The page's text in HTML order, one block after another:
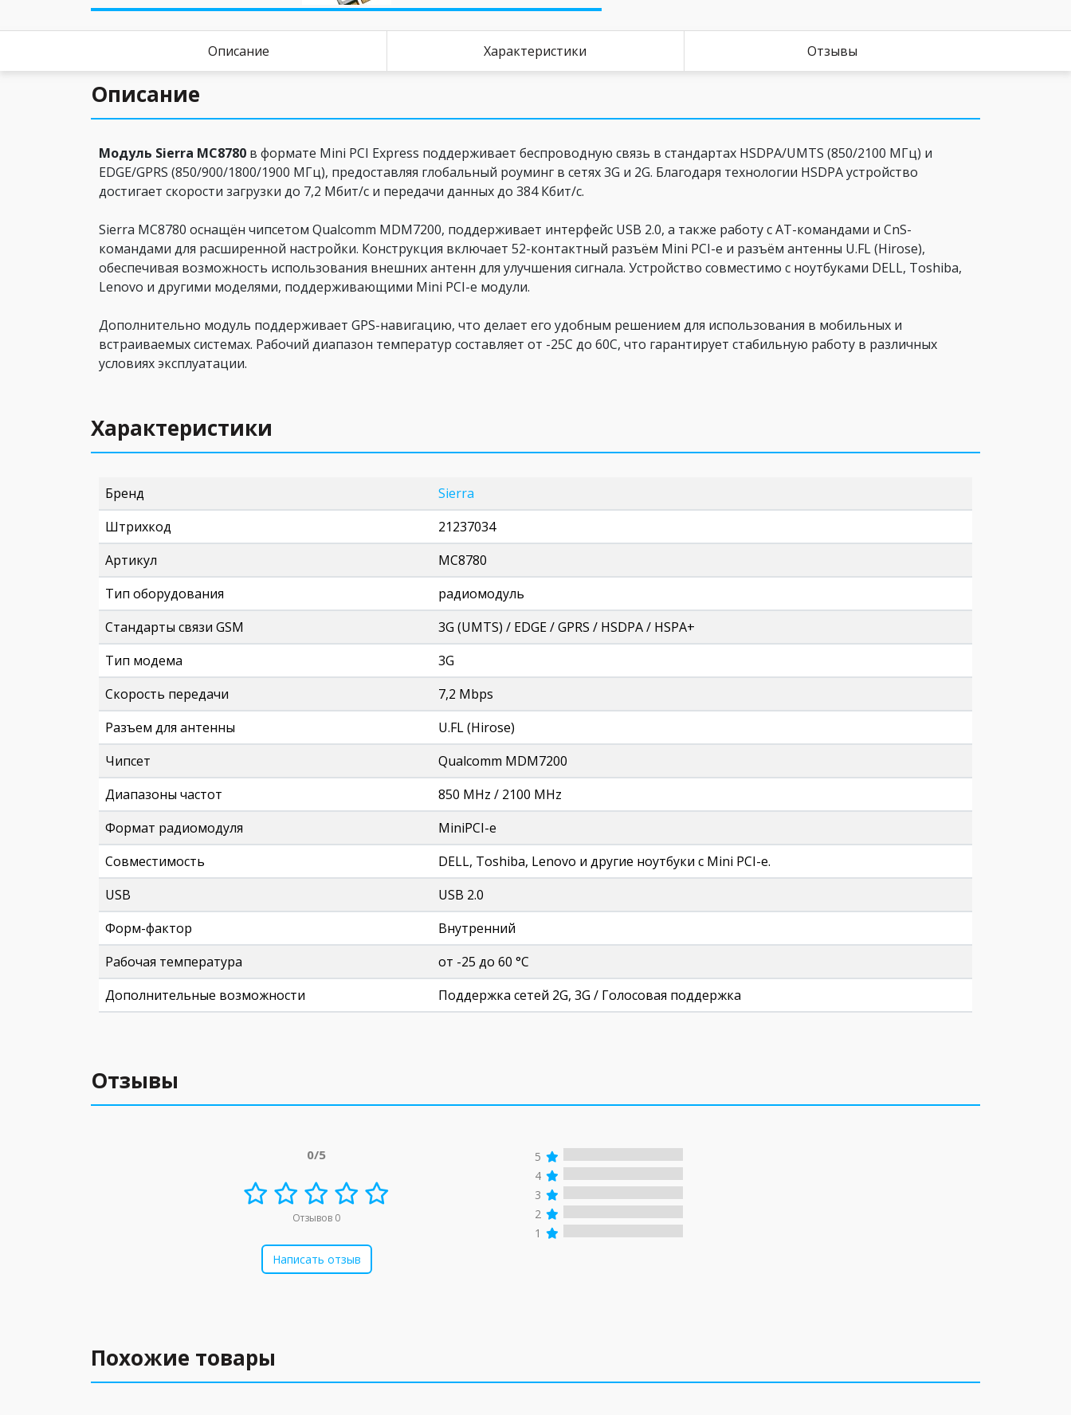
Описание Характеристики Отзывы
Описание
Модуль Sierra MC8780 в формате Mini PCI Express поддерживает беспроводную связь в стандартах HSDPA/UMTS (850/2100 МГц) и
EDGE/GPRS (850/900/1800/1900 МГц), предоставляя глобальный роуминг в сетях 3G и 2G. Благодаря технологии HSDPA устройство
достигает скорости загрузки до 7,2 Мбит/с и передачи данных до 384 Кбит/с.
Sierra MC8780 оснащён чипсетом Qualcomm MDM7200, поддерживает интерфейс USB 2.0, а также работу с AT-командами и CnS-
командами для расширенной настройки. Конструкция включает 52-контактный разъём Mini PCI-e и разъём антенны U.FL (Hirose),
обеспечивая возможность использования внешних антенн для улучшения сигнала. Устройство совместимо с ноутбуками DELL, Toshiba,
Lenovo и другими моделями, поддерживающими Mini PCI-e модули.
Дополнительно модуль поддерживает GPS-навигацию, что делает его удобным решением для использования в мобильных и
встраиваемых системах. Рабочий диапазон температур составляет от -25C до 60C, что гарантирует стабильную работу в различных
условиях эксплуатации.
Характеристики
Бренд
Sierra
Штрихкод
21237034
Артикул
MC8780
Тип оборудования
радиомодуль
Стандарты связи GSM
3G (UMTS) / EDGE / GPRS / HSDPA / HSPA+
Тип модема
3G
Скорость передачи
7,2 Mbps
Разъем для антенны
U.FL (Hirose)
Чипсет
Qualcomm MDM7200
Диапазоны частот
850 MHz / 2100 MHz
Формат радиомодуля
MiniPCI-e
Совместимость
DELL, Toshiba, Lenovo и другие ноутбуки с Mini PCI-e.
USB
USB 2.0
Форм-фактор
Внутренний
Рабочая температура
от -25 до 60 °C
Дополнительные возможности
Поддержка сетей 2G, 3G / Голосовая поддержка
Отзывы
0/5
Отзывов 0
Написать отзыв
5
4
3
2
1
Похожие товары